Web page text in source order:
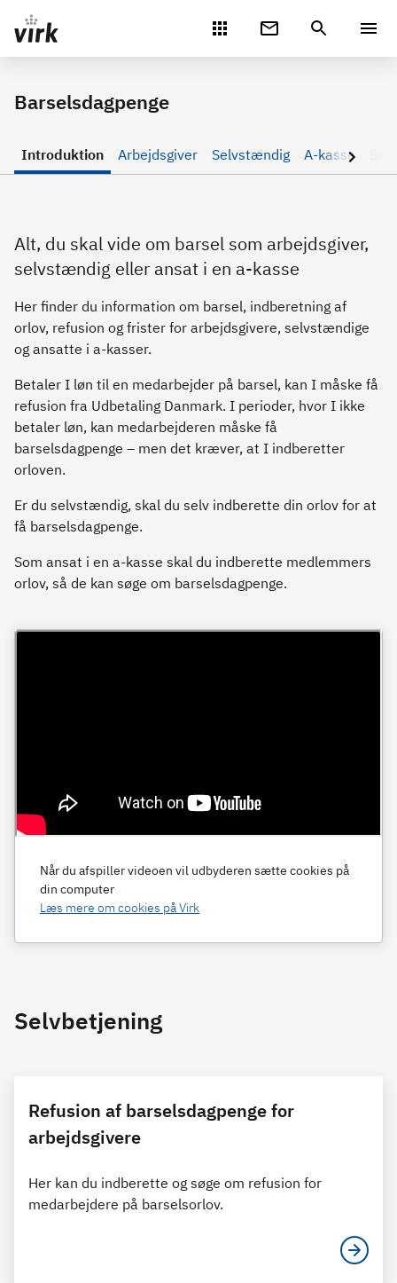
Gå direkte til indhold
Barselsdagpenge
Introduktion Arbejdsgiver Selvstændig A-kasse
Alt, du skal vide om barsel som arbejdsgiver,
selvstændig eller ansat i en a-kasse
Her finder du information om barsel, indberetning af
orlov, refusion og frister for arbejdsgivere, selvstændige
og ansatte i a-kasser.
Betaler I løn til en medarbejder på barsel, kan I måske få
refusion fra Udbetaling Danmark. I perioder, hvor I ikke
betaler løn, kan medarbejderen måske få
barselsdagpenge – men det kræver, at I indberetter
orloven.
Er du selvstændig, skal du selv indberette din orlov for at
få barselsdagpenge.
Som ansat i en a-kasse skal du indberette medlemmers
orlov, så de kan søge om barselsdagpenge.
Når du afspiller videoen vil udbyderen sætte cookies på
din computer
Læs mere om cookies på Virk
Selvbetjening
Refusion af barselsdagpenge for
arbejdsgivere
Her kan du indberette og søge om refusion for
medarbejdere på barselsorlov.